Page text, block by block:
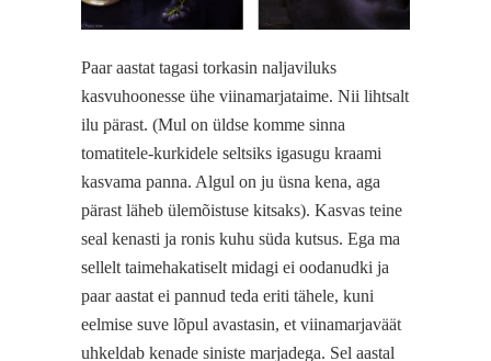
Paar aastat tagasi torkasin naljaviluks
kasvuhoonesse ühe viinamarjataime. Nii lihtsalt
ilu pärast. (Mul on üldse komme sinna
tomatitele-kurkidele seltsiks igasugu kraami
kasvama panna. Algul on ju üsna kena, aga
pärast läheb ülemõistuse kitsaks). Kasvas teine
seal kenasti ja ronis kuhu süda kutsus. Ega ma
sellelt taimehakatiselt midagi ei oodanudki ja
paar aastat ei pannud teda eriti tähele, kuni
eelmise suve lõpul avastasin, et viinamarjaväät
uhkeldab kenade siniste marjadega. Sel aastal